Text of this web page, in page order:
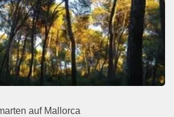
auf Mallorca